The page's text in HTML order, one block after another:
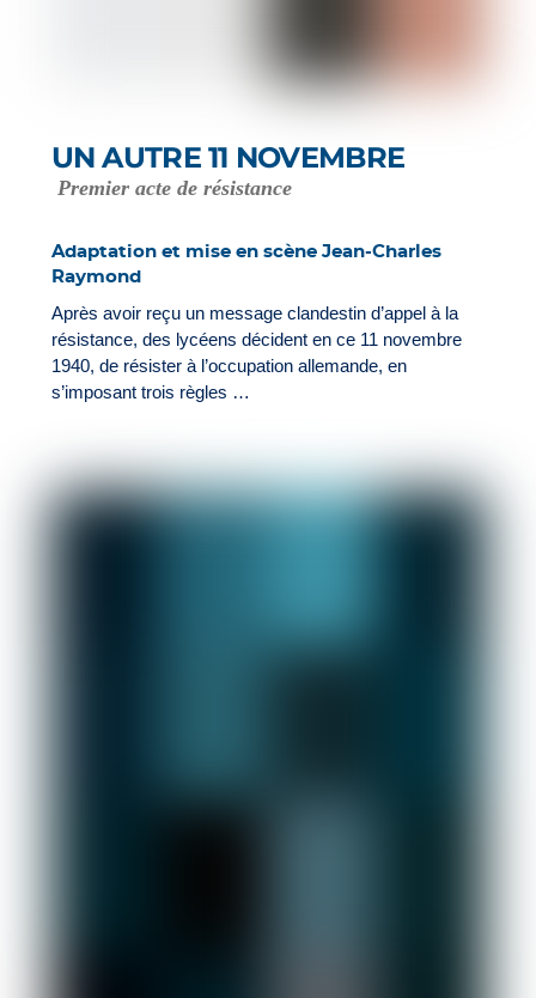
UN AUTRE 11 NOVEMBRE
Premier acte de résistance
Adaptation et mise en scène Jean-Charles
Raymond
Après avoir reçu un message clandestin d’appel à la
résistance, des lycéens décident en ce 11 novembre
1940, de résister à l’occupation allemande, en
s’imposant trois règles …